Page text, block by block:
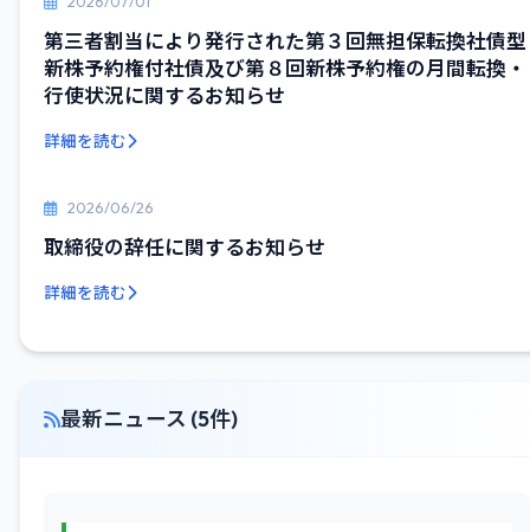
第三者割当により発行された第３回無担保転換社債型
新株予約権付社債及び第８回新株予約権の月間転換・
行使状況に関するお知らせ
詳細を読む
2026/06/26
取締役の辞任に関するお知らせ
詳細を読む
最新ニュース (5件)